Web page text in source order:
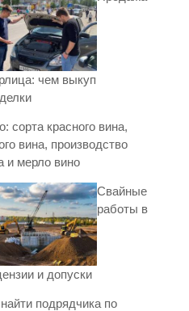
чем выкуп
сорта красного вина,
вина, производство
и мерло вино
Свайные
работы в
и допуски
подрядчика по